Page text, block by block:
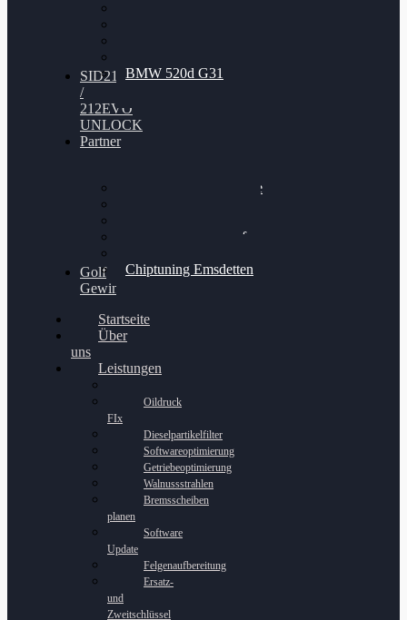
BMW 520d G31
SID212
/
212EVO
UNLOCK
Partner
Bilgenroth Performance
Chiptuning Schüttorf
Chiptuning Emsdetten
Golf
Gewinnspiel
Startseite
Über
uns
Leistungen
Oildruck
FIx
Dieselpartikelfilter
Softwareoptimierung
Getriebeoptimierung
Walnussstrahlen
Bremsscheiben
planen
Software
Update
Felgenaufbereitung
Ersatz-
und
Zweitschlüssel